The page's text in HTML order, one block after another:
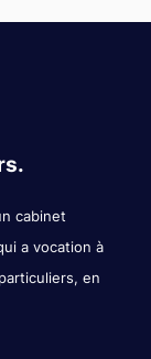
cabinet
a vocation à
en